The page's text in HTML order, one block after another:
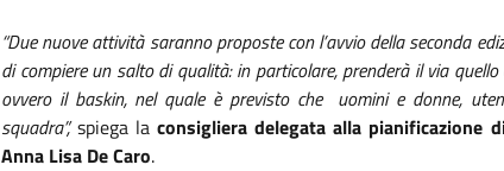
“Due nuove attività saranno proposte con l’avvio della seconda
di compiere un salto di qualità: in particolare, prenderà il via
ovvero il baskin, nel quale è previsto che uomini e donne,
squadra”,spiega laconsiglieradelegata alla pianificazione
Anna Lisa De Caro.